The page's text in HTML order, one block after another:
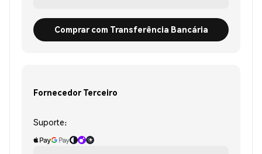
Comprar com Transferência Bancária
Fornecedor Terceiro
Suporte: